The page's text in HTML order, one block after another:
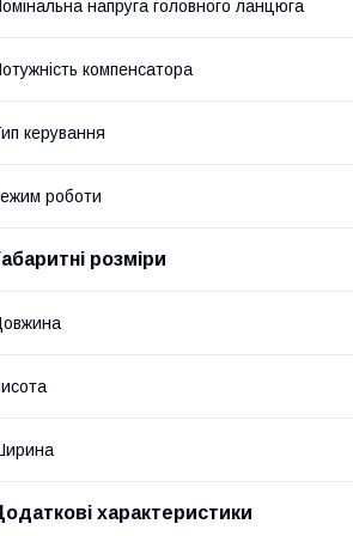
напруга головного ланцюга
компенсатора
керування
роботи
розміри
характеристики